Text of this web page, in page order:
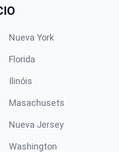
Nueva York
Florida
Ilinóis
Masachusets
Nueva Jersey
Washington